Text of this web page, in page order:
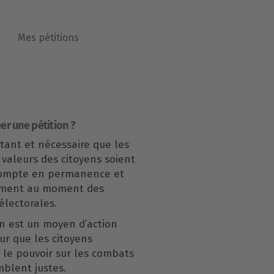
Mes pétitions
une pétition ?
et nécessaire que les
des citoyens soient
en permanence et
au moment des
est un moyen d’action
que les citoyens
pouvoir sur les combats
justes.